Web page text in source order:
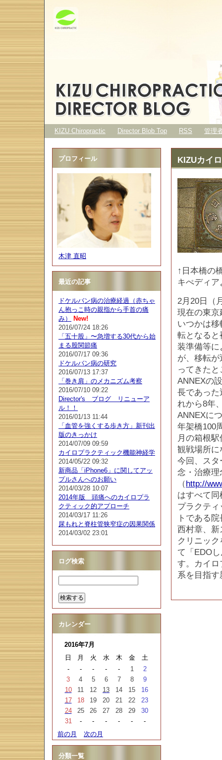
KIZU Chiropractic Director Blob Top RSS 管理
KIZUカイ
↑日本橋の
キぺディア
2月20日（
現在の東京
いつかは
転となると
装準備等に
が、移転
ってきた
ANNEXの
長であった
れから8年
ANNEXに
年架橋100
月の箱根
観戦場所に
今回、スタ
念・治療理
（http://
はすべて
プラクテ
トである
西村章、新
クリニッ
て「EDO
す。カイロ
系を目指
プロフィール
木津 直昭
最近の記事
ドケルバン病の治療経過（赤ちゃ
ん抱っこ時の親指から手首の痛
み）
New!
2016/07/24 18:26
「五十股」〜急増する30代から始
まる股関節痛
2016/07/17 09:36
ドケルバン病の研究
2016/07/13 17:37
「巻き肩」のメカニズム考察
2016/07/10 09:22
Director's ブログ リニューア
ル！！
2016/01/13 11:44
「血管を強くする歩き方」新刊出
版のきっかけ
2014/07/09 09:59
カイロプラクティック機能神経学
2014/05/22 09:32
新商品「iPhone6」に関してアッ
プルさんへのお願い
2014/03/28 10:07
2014年版 頭痛へのカイロプラ
クティック的アプローチ
2014/03/17 11:26
尿もれと脊柱管狭窄症の因果関係
2014/03/02 23:01
ログ検索
カレンダー
2016年7月
日
月 火 水 木 金
土
-
- - - - 1
2
3
4 5 6 7 8
9
10
11 12 13 14 15
16
17
18 19 20 21 22
23
24
25 26 27 28 29
30
31
- - - - -
-
前の月
次の月
分類一覧